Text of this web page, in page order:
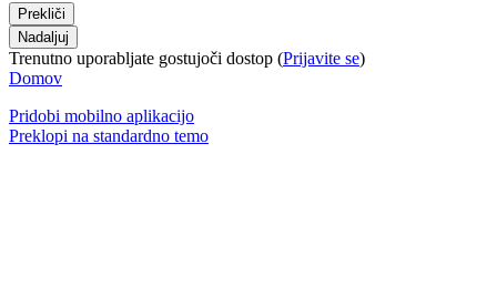
Prekliči
Nadaljuj
Trenutno uporabljate gostujoči dostop (Prijavite se)
Domov
Pridobi mobilno aplikacijo
Preklopi na standardno temo